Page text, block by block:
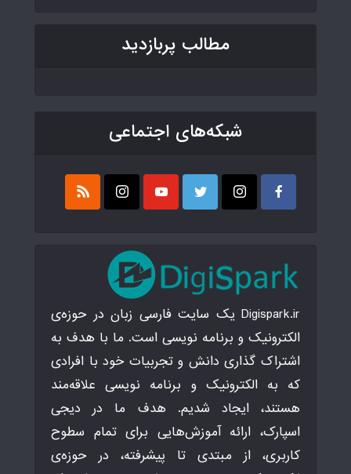
مطالب پربازدید
شبکه‌های اجتماعی
Digispark.ir یک سایت فارسی زبان در حوزه‌ی
الکترونیک و برنامه نویسی است. ما با هدف به
اشتراک گذاری دانش و تجربیات خود با افرادی
که به الکترونیک و برنامه نویسی علاقه‌مند
هستند، ایجاد شدیم. هدف ما در دیجی
اسپارک، ارائه آموزش‌هایی برای تمام سطوح
کاربری، از مبتدی تا پیشرفته، در حوزه‌ی